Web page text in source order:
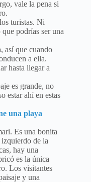
vale la pena si
turistas. Ni
podrías ser una
así que cuando
a ella.
hasta llegar a
es grande, no
estar ahí en estas
una playa
Es una bonita
de la
hay una
es la única
Los visitantes
y una